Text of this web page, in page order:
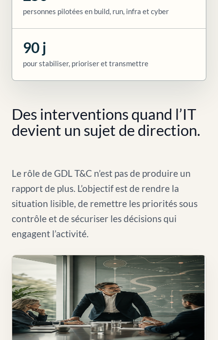
personnes pilotées en build, run, infra et cyber
90 j
pour stabiliser, prioriser et transmettre
Des interventions quand l’IT
devient un sujet de direction.
Le rôle de GDL T&C n’est pas de produire un
rapport de plus. L’objectif est de rendre la
situation lisible, de remettre les priorités sous
contrôle et de sécuriser les décisions qui
engagent l’activité.